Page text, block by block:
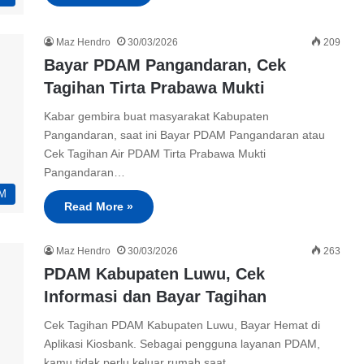
Maz Hendro 30/03/2026 209
Bayar PDAM Pangandaran, Cek
Tagihan Tirta Prabawa Mukti
Kabar gembira buat masyarakat Kabupaten
Pangandaran, saat ini Bayar PDAM Pangandaran atau
Cek Tagihan Air PDAM Tirta Prabawa Mukti
Pangandaran…
Read More »
Maz Hendro 30/03/2026 263
PDAM Kabupaten Luwu, Cek
Informasi dan Bayar Tagihan
Cek Tagihan PDAM Kabupaten Luwu, Bayar Hemat di
Aplikasi Kiosbank. Sebagai pengguna layanan PDAM,